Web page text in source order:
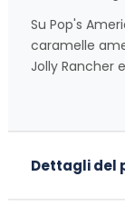
Su Pop's
caramelle
Jolly Rancher
Dettagli del